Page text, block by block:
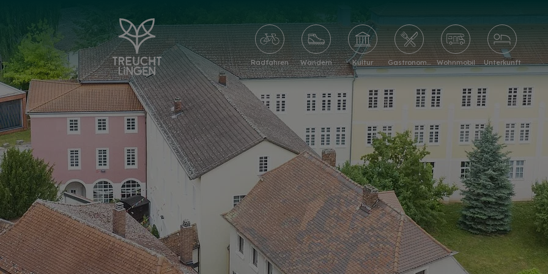
Radfahren Wandern Kultur Gastronomie Wohnmobil Unterkunft